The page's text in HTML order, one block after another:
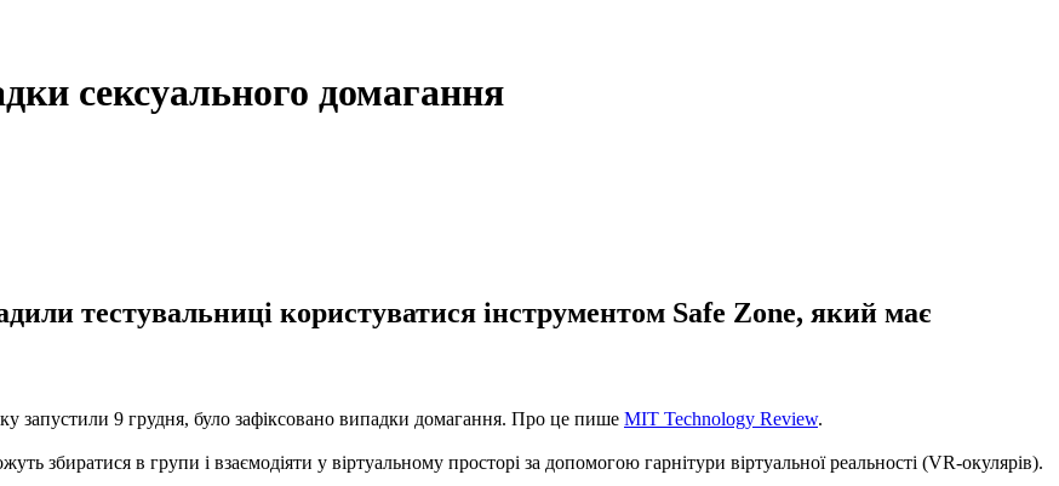
сексуального домагання
тестувальниці користуватися інструментом Safe Zone, який має
запустили 9 грудня, було зафіксовано випадки домагання. Про це пише MIT Technology Review.
збиратися в групи і взаємодіяти у віртуальному просторі за допомогою гарнітури віртуальної реальності (VR-окулярів).